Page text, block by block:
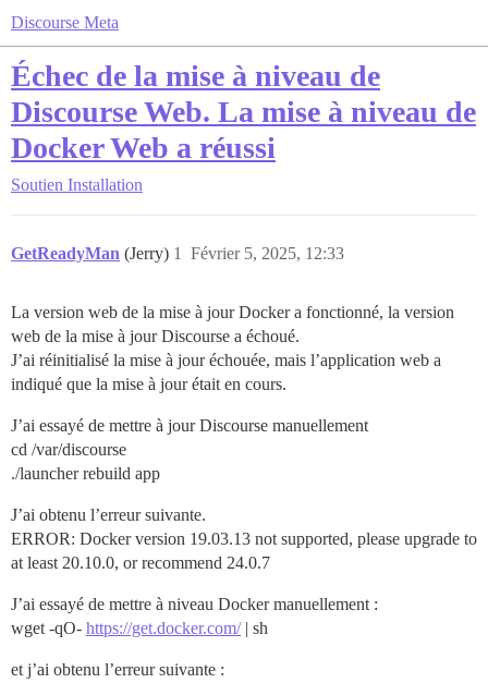
Discourse Meta
Échec de la mise à niveau de
Discourse Web. La mise à niveau de
Docker Web a réussi
Soutien Installation
GetReadyMan (Jerry) Février 5, 2025, 12:33
1
La version web de la mise à jour Docker a fonctionné, la version
web de la mise à jour Discourse a échoué.
J’ai réinitialisé la mise à jour échouée, mais l’application web a
indiqué que la mise à jour était en cours.
J’ai essayé de mettre à jour Discourse manuellement
cd /var/discourse
./launcher rebuild app
J’ai obtenu l’erreur suivante.
ERROR: Docker version 19.03.13 not supported, please upgrade to
at least 20.10.0, or recommend 24.0.7
J’ai essayé de mettre à niveau Docker manuellement :
wget -qO- https://get.docker.com/| sh
et j’ai obtenu l’erreur suivante :